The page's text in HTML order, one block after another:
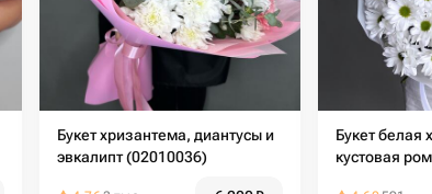
Букет хризантема, диантусы и
эвкалипт (02010036)
Букет белая
кустовая